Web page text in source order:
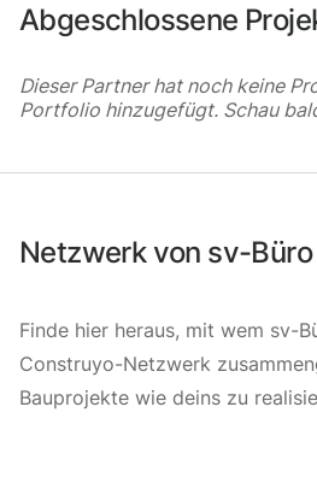
Abgeschlossene
Dieser Partner hat noch keine
Portfolio hinzugefügt. Schau
Netzwerk von sv-Büro
Finde hier heraus, mit wem sv-
Construyo-Netzwerk
Bauprojekte wie deins zu